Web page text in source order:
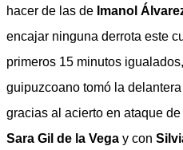
hacer de las de Imanol
encajar ninguna derrota este
primeros 15 minutos
guipuzcoano tomó la
gracias al acierto en ataque de
Sara Gil de la Vega y con